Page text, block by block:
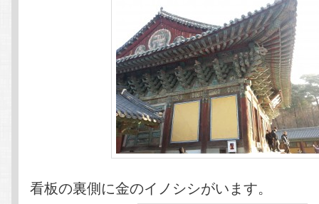
看板の裏側に金のイノシシがいます。